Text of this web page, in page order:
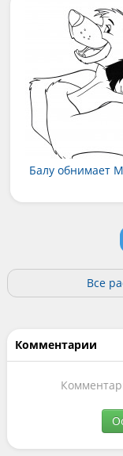
Балу обнимает
Все
Комментарии